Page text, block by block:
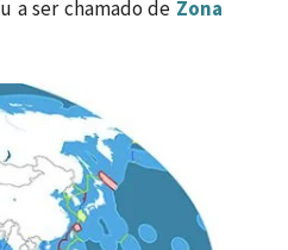
a ser chamado de Zona